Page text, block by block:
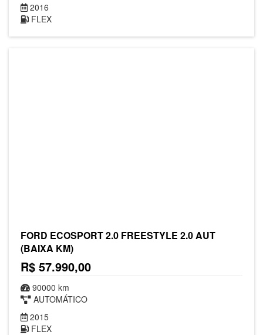
2016
FLEX
FORD ECOSPORT 2.0 FREESTYLE 2.0 AUT
(BAIXA KM)
R$ 57.990,00
90000 km
AUTOMÁTICO
2015
FLEX